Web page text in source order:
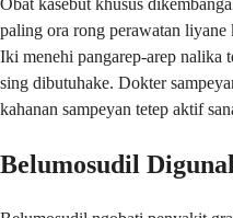
Obat kasebut khusus
paling ora rong perawatan
Iki menehi pangarep-arep nalika
sing dibutuhake. Dokter
kahanan sampeyan tetep aktif
Belumosudil